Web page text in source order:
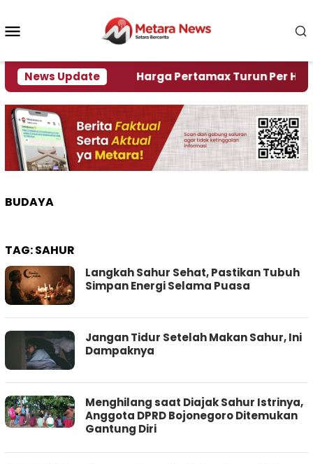
konten
News Update
Krisi Air Harga Pertamax Turun Per Hari Ini,
BUDAYA
TAG:SAHUR
Langkah Sahur Sehat, Pastikan Tubuh
Simpan Energi Selama Puasa
Jangan Tidur Setelah Makan Sahur, Ini
Dampaknya
Menghilang saat Diajak Sahur Istrinya,
Anggota DPRD Bojonegoro Ditemukan
Gantung Diri